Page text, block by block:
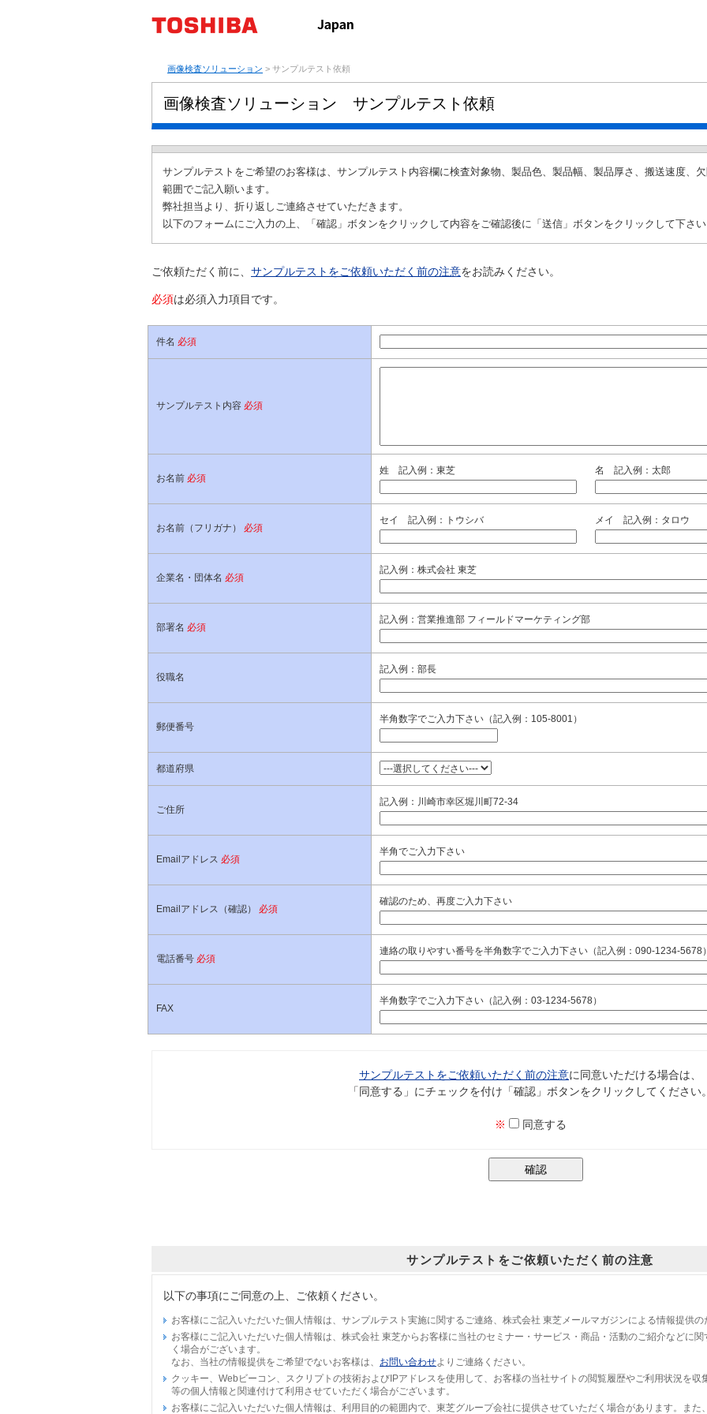
画像検査ソリューション > サンプルテスト依頼
画像検査ソリューション サンプルテスト依頼
サンプルテストをご希望のお客様は、サンプルテスト内容欄に検査対象物、製品色、製品幅、製品厚さ、搬送速度、
範囲でご記入願います。
弊社担当より、折り返しご連絡させていただきます。
以下のフォームにご入力の上、「確認」ボタンをクリックして内容をご確認後に「送信」ボタンをクリックして下さ
ご依頼ただく前に、 サンプルテストをご依頼いただく前の注意をお読みください。
必須は必須入力項目です。
件名 必須
サンプルテスト内容 必須
お名前 必須
姓 記入例：東芝 名 記入例：太郎
お名前（フリガナ） 必須
セイ 記入例：トウシバ メイ 記入例：タロウ
企業名・団体名 必須
記入例：株式会社 東芝
部署名 必須
記入例：営業推進部 フィールドマーケティング部
役職名
記入例：部長
郵便番号
半角数字でご入力下さい（記入例：105-8001）
都道府県
ご住所
記入例：川崎市幸区堀川町72-34
Emailアドレス 必須
半角でご入力下さい
Emailアドレス（確認） 必須
確認のため、再度ご入力下さい
電話番号 必須
連絡の取りやすい番号を半角数字でご入力下さい（記入例：090-1234-5678
FAX
半角数字でご入力下さい（記入例：03-1234-5678）
サンプルテストをご依頼いただく前の注意に同意いただける場合は、
「同意する」にチェックを付け「確認」ボタンをクリックしてください
※ 同意する
サンプルテストをご依頼いただく前の注意
以下の事項にご同意の上、ご依頼ください。
お客様にご記入いただいた個人情報は、サンプルテスト実施に関するご連絡、株式会社 東芝メールマガジンによる情報提供
お客様にご記入いただいた個人情報は、株式会社 東芝からお客様に当社のセミナー・サービス・商品・活動のご紹介などに
く場合がございます。
なお、当社の情報提供をご希望でないお客様は、 お問い合わせよりご連絡ください。
クッキー、Webビーコン、スクリプトの技術およびIPアドレスを使用して、お客様の当社サイトの閲覧履歴やご利用状況を
等の個人情報と関連付けて利用させていただく場合がございます。
お客様にご記入いただいた個人情報は、利用目的の範囲内で、東芝グループ会社に提供させていただく場合があります。ま